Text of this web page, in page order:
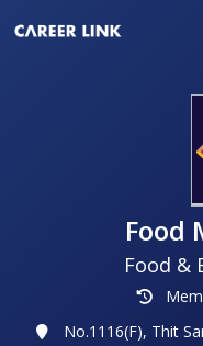
Food
Food &
No.1116(F), Thit